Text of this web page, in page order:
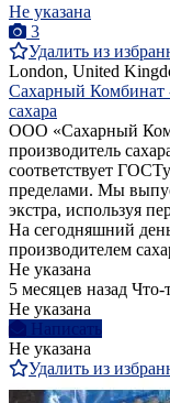
Не указана
3
Удалить из
London, United
Сахарный Комбинат
сахара
ООО «Сахарный
производитель
соответствует
пределами. Мы
экстра, используя
На сегодняшний
производителем
Не указана
5 месяцев назад Что-
Не указана
Написать
Не указана
Удалить из